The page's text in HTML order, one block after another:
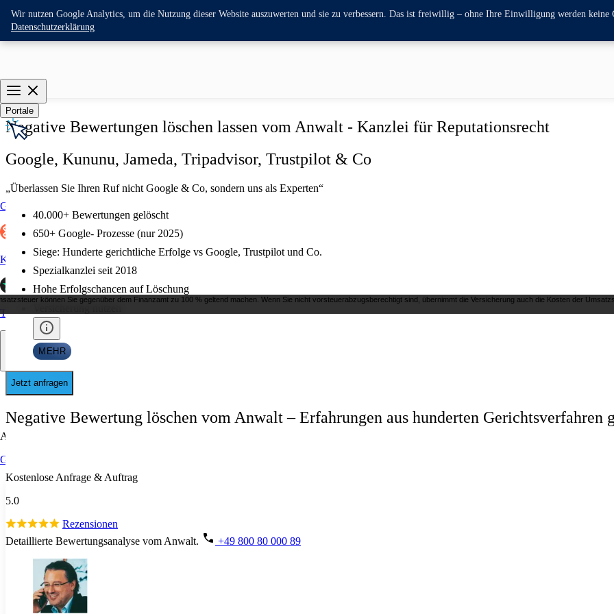
Wir nutzen Google Analytics, um die Nutzung dieser Website auszuwerten und sie zu verbessern. Das ist freiwillig – ohne Ihre Einwilligung werden keine
Datenschutzerklärung
Portale
Google
Kununu
Trustpilot
Allgemein
Google
Negative Bewertungen löschen lassen vom Anwalt - Kanzlei für Reputationsrecht
Google, Kununu, Jameda, Tripadvisor, Trustpilot & Co
„Überlassen Sie Ihren Ruf nicht Google & Co, sondern uns als Experten“
40.000+ Bewertungen gelöscht
650+ Google- Prozesse (nur 2025)
Siege: Hunderte gerichtliche Erfolge vs Google, Trustpilot und Co.
Spezialkanzlei seit 2018
Hohe Erfolgschancen auf Löschung
können Sie gegenüber dem Finanzamt zu 100 % geltend machen. Wenn Sie nicht vorsteuerabzugsberechtigt sind, übernimmt die Versicherung auch die Kosten der
MEHR
Jetzt anfragen
Negative Bewertung löschen vom Anwalt – Erfahrungen aus hunderten Gerichtsverfahren
Kostenlose Anfrage & Auftrag
5.0
Rezensionen
Detaillierte Bewertungsanalyse vom Anwalt.
+49 800 80 000 89